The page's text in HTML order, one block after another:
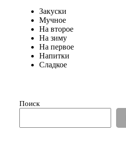
Закуски
Мучное
На второе
На зиму
На первое
Напитки
Сладкое
Поиск